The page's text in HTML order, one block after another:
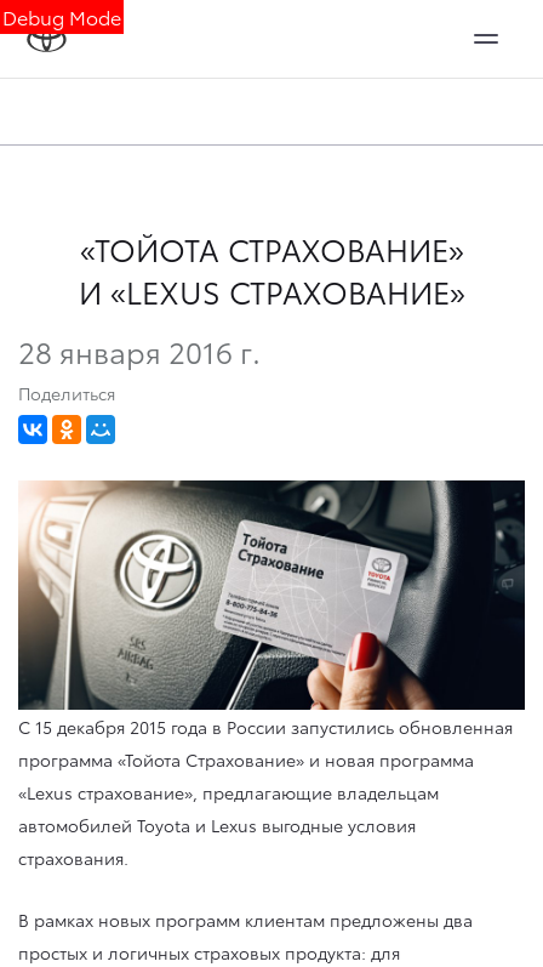
Debug Mode
«ТОЙОТА СТРАХОВАНИЕ»
И «LEXUS СТРАХОВАНИЕ»
28 января 2016 г.
Поделиться
С 15 декабря 2015 года в России запустились обновленная
программа «Тойота Страхование» и новая программа
«Lexus страхование», предлагающие владельцам
автомобилей Toyota и Lexus выгодные условия
страхования.
В рамках новых программ клиентам предложены два
простых и логичных страховых продукта: для